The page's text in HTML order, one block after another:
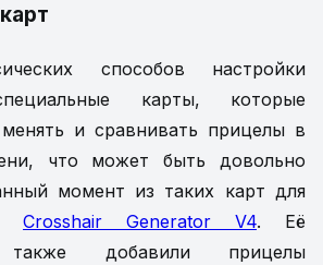
способов настройки
карты, которые
и сравнивать прицелы в
что может быть довольно
момент из таких карт для
Crosshair Generator V4. Её
также добавили прицелы